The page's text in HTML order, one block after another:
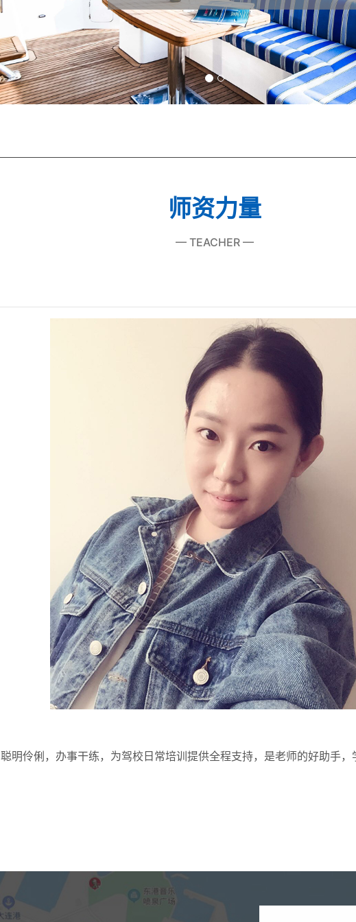
师资力量
— TEACHER —
聪明伶俐，办事干练，为驾校日常培训提供全程支持，是老师的好助手，